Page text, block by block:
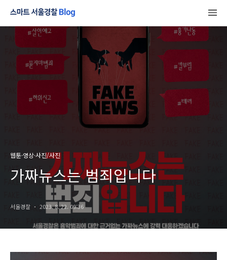
웹툰·영상·사진/사진
가짜뉴스는 범죄입니다
서울경찰 2023. 8. 22. 09:36